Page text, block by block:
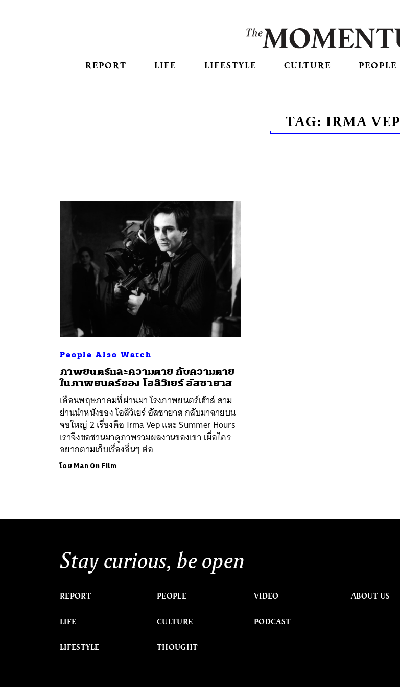
REPORT LIFE LIFESTYLE CULTURE PEOPLE
TAG: IRMA VEP
People Also Watch
ภาพยนตร์และความตาย กับความตาย
ในภาพยนตร์ของ โอลิวิเยร์ อัสซายาส
เดือนพฤษภาคมที่ผ่านมา โรงภาพยนตร์เฮ้าส์ สาม
ย่านนำหนังของ โอลิวิเยร์ อัสซายาส กลับมาฉายบน
จอใหญ่ 2 เรื่องคือ Irma Vep และ Summer Hours
เราจึงขอชวนมาดูภาพรวมผลงานของเขา เผื่อใคร
อยากตามเก็บเรื่องอื่นๆ ต่อ
โดย Man On Film
Stay curious, be open
REPORT
LIFE
LIFESTYLE
PEOPLE
CULTURE
THOUGHT
VIDEO
PODCAST
ABOUT US
ค้นหา